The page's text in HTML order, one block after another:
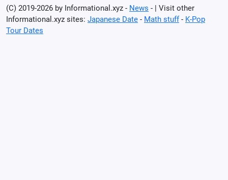
(C) 2019-2026 by Informational.xyz - News - | Visit other
Informational.xyz sites: Japanese Date - Math stuff- K-Pop
Tour Dates